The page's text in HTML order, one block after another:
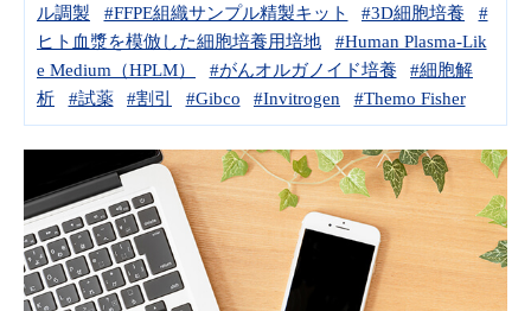
ル調製
#FFPE組織サンプル精製キット #3D細胞培養
#
ヒト血漿を模倣した細胞培養用培地
#Human Plasma-Lik
e Medium（HPLM）
#がんオルガノイド培養
#細胞解
析
#試薬 #割引 #Gibco #Invitrogen #Themo Fisher